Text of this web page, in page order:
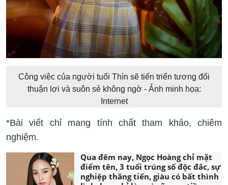
Công việc của người tuổi Thìn sẽ tiến triển tương đối
thuận lợi và suôn sẻ không ngờ - Ảnh minh họa:
Internet
*Bài viết chỉ mang tính chất tham khảo, chiêm
nghiệm.
Qua đêm nay, Ngọc Hoàng chỉ mặt
điểm tên, 3 tuổi trúng số độc đắc, sự
nghiệp thăng tiến, giàu có bất thình